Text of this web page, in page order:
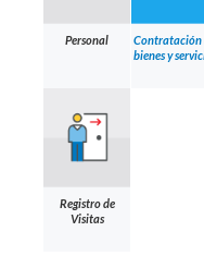
Personal
Contratación
bienes y
Registro de
Visitas